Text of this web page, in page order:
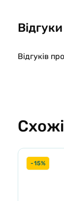
15кг
Відгуків
-15%